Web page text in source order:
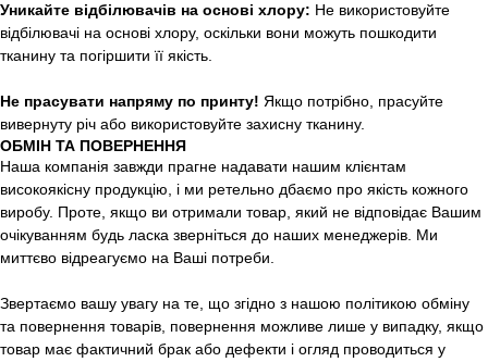
Уникайте відбілювачів на основі хлору: Не використовуйте
відбілювачі на основі хлору, оскільки вони можуть пошкодити
тканину та погіршити її якість.
Не прасувати напряму по принту! Якщо потрібно, прасуйте
вивернуту річ або використовуйте захисну тканину.
ОБМІН ТА ПОВЕРНЕННЯ
Наша компанія завжди прагне надавати нашим клієнтам
високоякісну продукцію, і ми ретельно дбаємо про якість кожного
виробу. Проте, якщо ви отримали товар, який не відповідає Вашим
очікуванням будь ласка зверніться до наших менеджерів. Ми
миттєво відреагуємо на Ваші потреби.
Звертаємо вашу увагу на те, що згідно з нашою політикою обміну
та повернення товарів, повернення можливе лише у випадку, якщо
товар має фактичний брак або дефекти і огляд проводиться у